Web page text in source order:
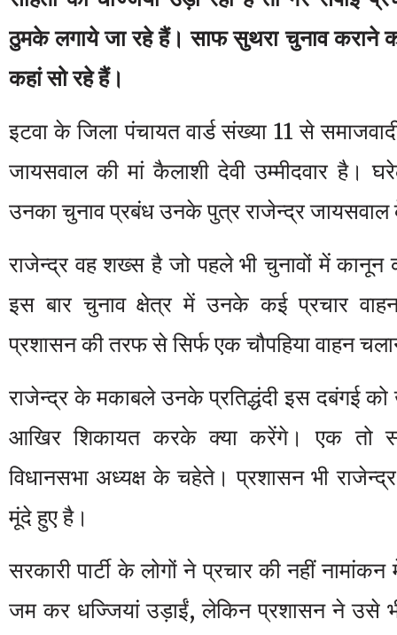
ठुमके लगाये जा रहे हैं। साफ सुथरा चुनाव कराने
कहां सो रहे हैं।
इटवा के जिला पंचायत वार्ड संख्या 11 से
जायसवाल की मां कैलाशी देवी उम्मीदवार है।
उनका चुनाव प्रबंध उनके पुत्र राजेन्द्र जायसवाल
राजेन्द्र वह शख्स है जो पहले भी चुनावों में कानून
इस बार चुनाव क्षेत्र में उनके कई प्रचार
प्रशासन की तरफ से सिर्फ एक चौपहिया वाहन
राजेन्द्र के मकाबले उनके प्रतिद्धंदी इस दबंगई
आखिर शिकायत करके क्या करेंगे। एक तो
विधानसभा अध्यक्ष के चहेते। प्रशासन भी
मूंदे हुए है।
सरकारी पार्टी के लोगों ने प्रचार की नहीं
जम कर धज्जियां उड़ाईं, लेकिन प्रशासन ने उसे